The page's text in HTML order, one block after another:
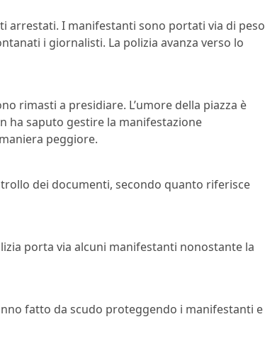
arrestati. I manifestanti sono portati via di peso
i giornalisti. La polizia avanza verso lo
rimasti a presidiare. L’umore della piazza è
ha saputo gestire la manifestazione
peggiore.
dei documenti, secondo quanto riferisce
porta via alcuni manifestanti nonostante la
fatto da scudo proteggendo i manifestanti e